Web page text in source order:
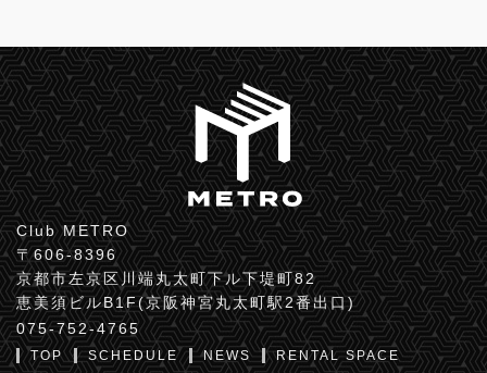
Club METRO
〒606-8396
京都市左京区川端丸太町下ル下堤町82
恵美須ビルB1F(京阪神宮丸太町駅2番出口)
075-752-4765
TOP SCHEDULE NEWS
RENTAL SPACE